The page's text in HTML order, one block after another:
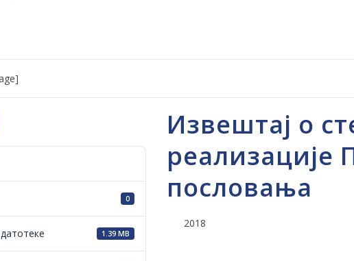
0
1.39 MB
Извештај о
реализације
пословања
2018